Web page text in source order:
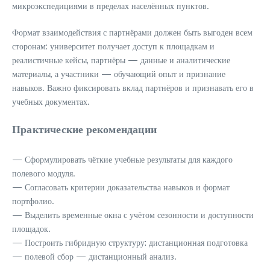
микроэкспедициями в пределах населённых пунктов.
Формат взаимодействия с партнёрами должен быть выгоден всем
сторонам: университет получает доступ к площадкам и
реалистичные кейсы, партнёры — данные и аналитические
материалы, а участники — обучающий опыт и признание
навыков. Важно фиксировать вклад партнёров и признавать его в
учебных документах.
Практические рекомендации
— Сформулировать чёткие учебные результаты для каждого
полевого модуля.
— Согласовать критерии доказательства навыков и формат
портфолио.
— Выделить временные окна с учётом сезонности и доступности
площадок.
— Построить гибридную структуру: дистанционная подготовка
— полевой сбор — дистанционный анализ.